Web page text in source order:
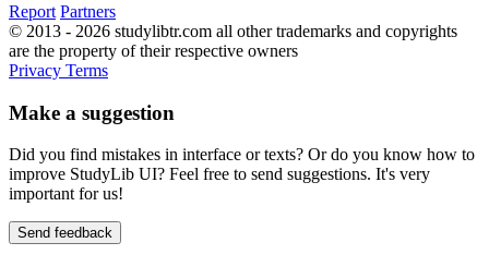
Report Partners
© 2013 - 2026 studylibtr.com all other trademarks and copyrights
are the property of their respective owners
Privacy Terms
Make a suggestion
Did you find mistakes in interface or texts? Or do you know how to
improve StudyLib UI? Feel free to send suggestions. It's very
important for us!
Send feedback